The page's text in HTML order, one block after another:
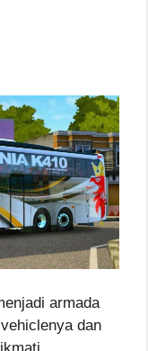
armada
dan